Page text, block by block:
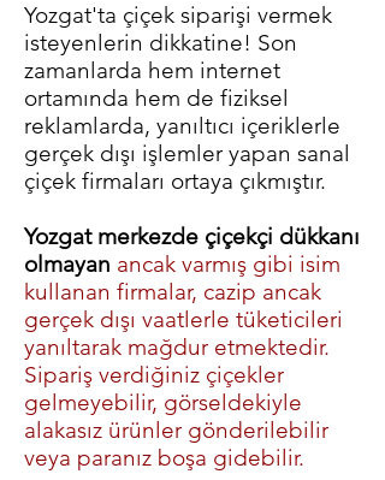
Yozgat'ta çiçek siparişi vermek
isteyenlerin dikkatine! Son
zamanlarda hem internet
ortamında hem de fiziksel
reklamlarda, yanıltıcı içeriklerle
gerçek dışı işlemler yapan sanal
çiçek firmaları ortaya çıkmıştır.
Yozgat merkezde çiçekçi dükkanı
olmayan ancak varmış gibi isim
kullanan firmalar, cazip ancak
gerçek dışı vaatlerle tüketicileri
yanıltarak mağdur etmektedir.
Sipariş verdiğiniz çiçekler
gelmeyebilir, görseldekiyle
alakasız ürünler gönderilebilir
veya paranız boşa gidebilir.